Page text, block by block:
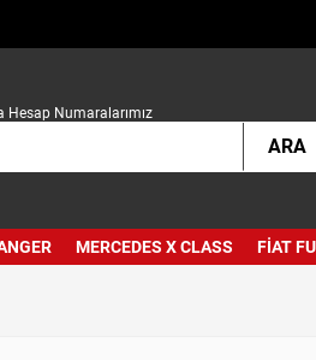
Hesap Numaralarımız
ARA
MERCEDES X CLASS FIAT